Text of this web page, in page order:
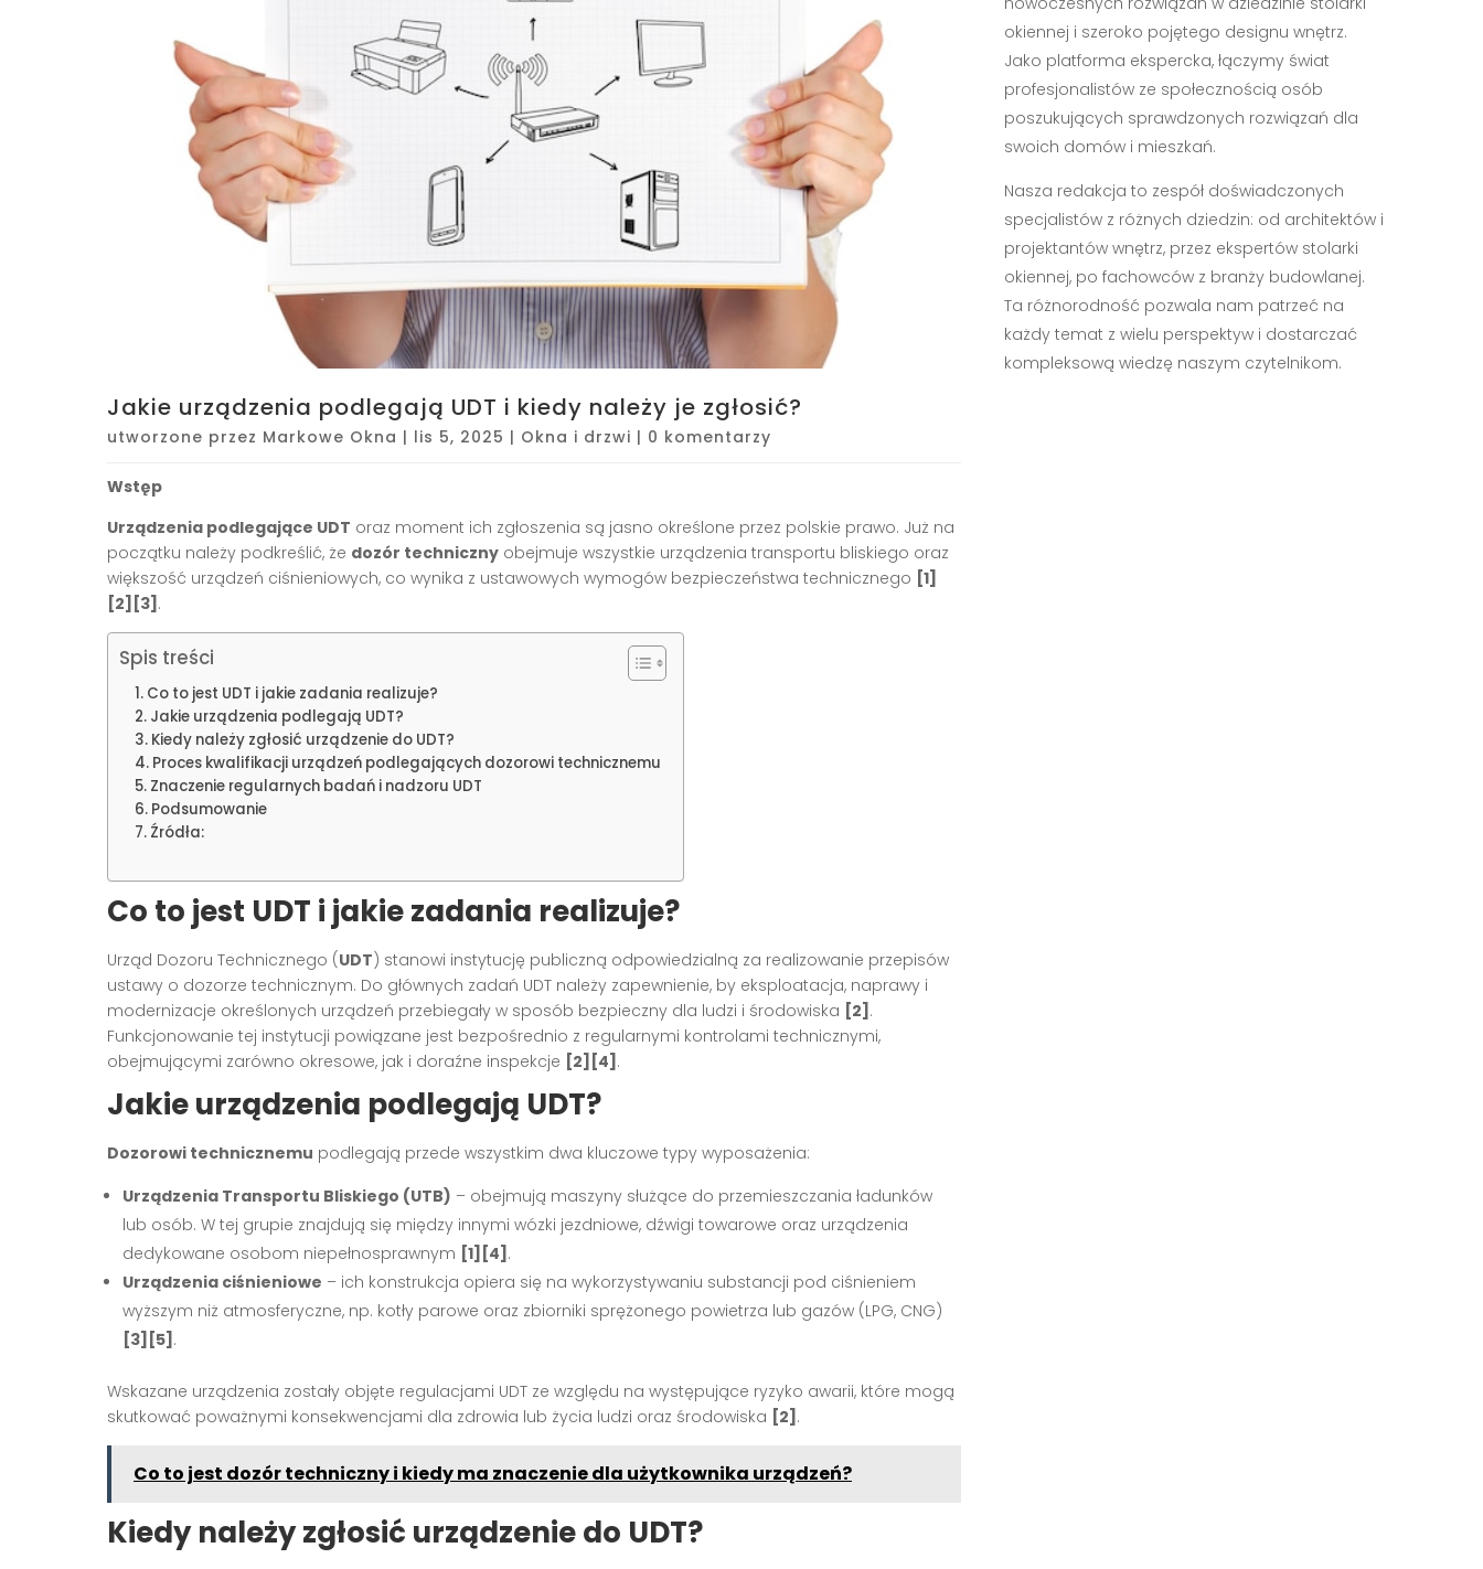
Jakie urządzenia podlegają UDT i kiedy należy je zgłosić?
utworzone przez Markowe Okna | lis 5, 2025 | Okna i drzwi | 0 komentarzy
Wstęp
Urządzenia podlegające UDT oraz moment ich zgłoszenia są jasno określone przez polskie prawo. Już na
początku należy podkreślić, że dozór techniczny obejmuje wszystkie urządzenia transportu bliskiego oraz
większość urządzeń ciśnieniowych, co wynika z ustawowych wymogów bezpieczeństwa technicznego [1]
[2][3] .
Spis treści
Co to jest UDT i jakie zadania realizuje?
Jakie urządzenia podlegają UDT?
Kiedy należy zgłosić urządzenie do UDT?
Proces kwalifikacji urządzeń podlegających dozorowi technicznemu
Znaczenie regularnych badań i nadzoru UDT
Podsumowanie
Źródła:
Co to jest UDT i jakie zadania realizuje?
Urząd Dozoru Technicznego (UDT) stanowi instytucję publiczną odpowiedzialną za realizowanie przepisów
ustawy o dozorze technicznym. Do głównych zadań UDT należy zapewnienie, by eksploatacja, naprawy i
modernizacje określonych urządzeń przebiegały w sposób bezpieczny dla ludzi i środowiska [2] .
Funkcjonowanie tej instytucji powiązane jest bezpośrednio z regularnymi kontrolami technicznymi,
obejmującymi zarówno okresowe, jak i doraźne inspekcje [2][4] .
Jakie urządzenia podlegają UDT?
Dozorowi technicznemu podlegają przede wszystkim dwa kluczowe typy wyposażenia:
Urządzenia Transportu Bliskiego (UTB) – obejmują maszyny służące do przemieszczania ładunków
lub osób. W tej grupie znajdują się między innymi wózki jezdniowe, dźwigi towarowe oraz urządzenia
dedykowane osobom niepełnosprawnym [1][4] .
Urządzenia ciśnieniowe – ich konstrukcja opiera się na wykorzystywaniu substancji pod ciśnieniem
wyższym niż atmosferyczne, np. kotły parowe oraz zbiorniki sprężonego powietrza lub gazów (LPG, CNG)
[3][5] .
Wskazane urządzenia zostały objęte regulacjami UDT ze względu na występujące ryzyko awarii, które mogą
skutkować poważnymi konsekwencjami dla zdrowia lub życia ludzi oraz środowiska [2] .
Co to jest dozór techniczny i kiedy ma znaczenie dla użytkownika urządzeń?
Kiedy należy zgłosić urządzenie do UDT?
okiennej i szeroko pojętego designu wnętrz.
Jako platforma ekspercka, łączymy świat
profesjonalistów ze społecznością osób
poszukujących sprawdzonych rozwiązań dla
swoich domów i mieszkań.
Nasza redakcja to zespół doświadczonych
specjalistów z różnych dziedzin: od architektów i
projektantów wnętrz, przez ekspertów stolarki
okiennej, po fachowców z branży budowlanej.
Ta różnorodność pozwala nam patrzeć na
każdy temat z wielu perspektyw i dostarczać
kompleksową wiedzę naszym czytelnikom.